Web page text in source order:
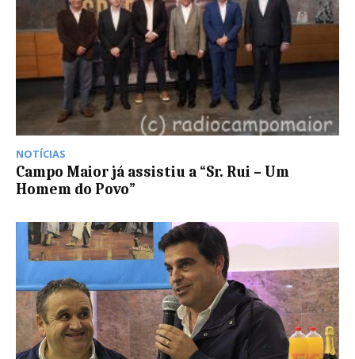
NOTÍCIAS
Campo Maior já assistiu a “Sr. Rui – Um
Homem do Povo”